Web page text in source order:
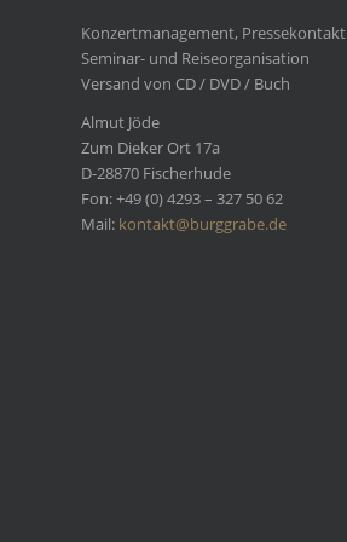
Konzertmanagement, Pressekontakt
Seminar- und Reiseorganisation
Versand von CD / DVD / Buch
Almut Jöde
Zum Dieker Ort 17a
D-28870 Fischerhude
Fon: +49 (0) 4293 – 327 50 62
Mail: kontakt@burggrabe.de